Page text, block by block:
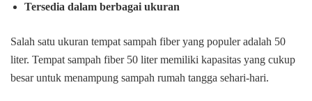
Tersedia dalam berbagai ukuran
Salah satu ukuran tempat sampah fiber yang populer adalah 50
liter. Tempat sampah fiber 50 liter memiliki kapasitas yang cukup
besar untuk menampung sampah rumah tangga sehari-hari.